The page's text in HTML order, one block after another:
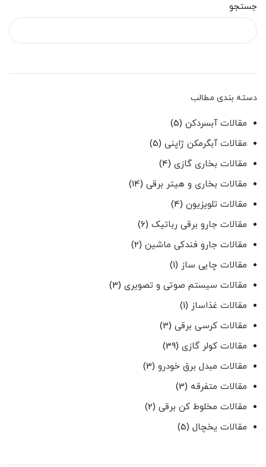
جستجو
دسته بندی مطالب
مقالات آبسردکن (5)
مقالات آبگرمکن ژاپنی (5)
مقالات بخاری گازی (4)
مقالات بخاری و هیتر برقی (14)
مقالات تلویزیون (4)
مقالات جارو برقی رباتیک (6)
مقالات جارو فندکی ماشین (2)
مقالات چایی ساز (1)
مقالات سیستم صوتی و تصویری (3)
مقالات غذاساز (1)
مقالات کرسی برقی (3)
مقالات کولر گازی (39)
مقالات مبدل برق خودرو (3)
مقالات متفرقه (3)
مقالات مخلوط کن برقی (2)
مقالات یخچال (5)